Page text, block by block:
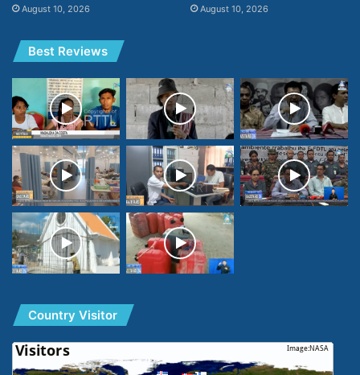
August 10, 2026 August 10, 2026
Best Reviews
Country Visitor